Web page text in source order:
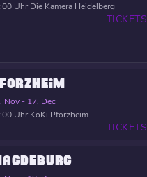
Uhr Die Kamera Heidelberg
TICKETS
Nov - 17. Dec
Uhr KoKi Pforzheim
TICKETS